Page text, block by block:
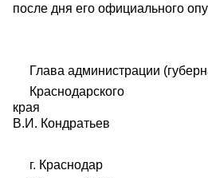
после дня его официального
Глава администрации
Краснодарского
В.И. Кондратьев
г. Краснодар